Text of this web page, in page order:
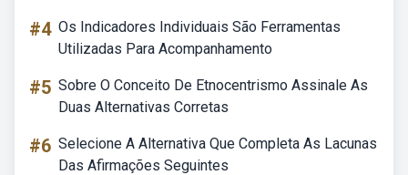
#4 Os Indicadores Individuais São Ferramentas
Utilizadas Para Acompanhamento
#5 Sobre O Conceito De Etnocentrismo Assinale As
Duas Alternativas Corretas
#6 Selecione A Alternativa Que Completa As Lacunas
Das Afirmações Seguintes